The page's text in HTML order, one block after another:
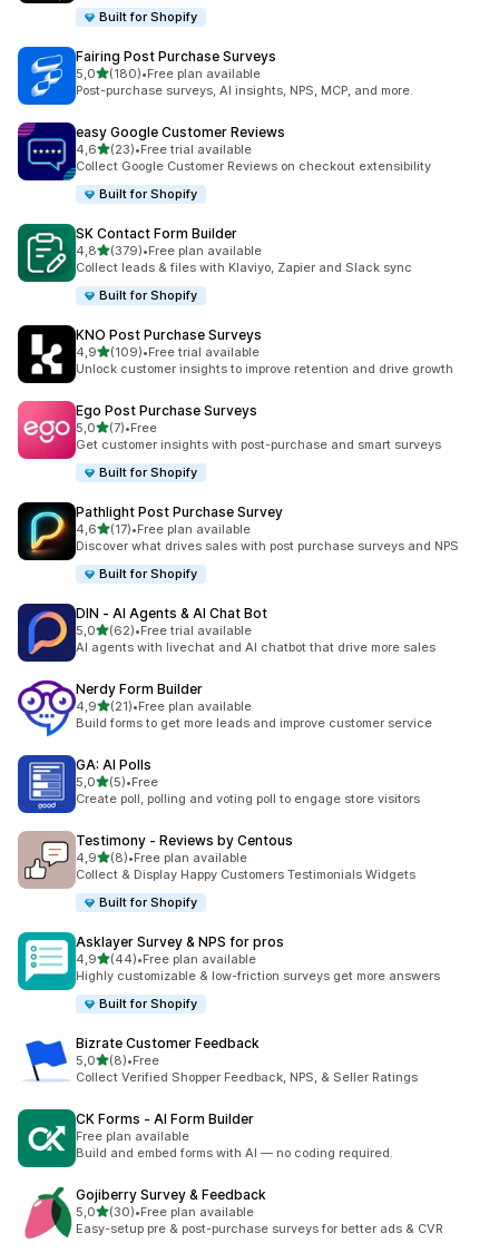
Built for Shopify
Fairing Post Purchase Surveys
5,0z 5 hvězd
(180)
Celkový počet recenzí: 180
•Free plan available
Post-purchase surveys, AI insights, NPS, MCP, and more.
easy Google Customer Reviews
4,6z 5 hvězd
(23)
Celkový počet recenzí: 23
•Free trial available
Collect Google Customer Reviews on checkout extensibility
Built for Shopify
SK Contact Form Builder
4,8z 5 hvězd
(379)
Celkový počet recenzí: 379
•Free plan available
Collect leads & files with Klaviyo, Zapier and Slack sync
Built for Shopify
KNO Post Purchase Surveys
4,9z 5 hvězd
(109)
Celkový počet recenzí: 109
•Free trial available
Unlock customer insights to improve retention and drive growth
Ego Post Purchase Surveys
5,0z 5 hvězd
(7)
Celkový počet recenzí: 7
•Free
Get customer insights with post-purchase and smart surveys
Built for Shopify
Pathlight Post Purchase Survey
4,6z 5 hvězd
(17)
Celkový počet recenzí: 17
•Free plan available
Discover what drives sales with post purchase surveys and NPS
Built for Shopify
DIN ‑ AI Agents & AI Chat Bot
5,0z 5 hvězd
(62)
Celkový počet recenzí: 62
•Free trial available
AI agents with livechat and AI chatbot that drive more sales
Nerdy Form Builder
4,9z 5 hvězd
(21)
Celkový počet recenzí: 21
•Free plan available
Build forms to get more leads and improve customer service
GA: AI Polls
5,0z 5 hvězd
(5)
Celkový počet recenzí: 5
•Free
Create poll, polling and voting poll to engage store visitors
Testimony ‑ Reviews by Centous
4,9z 5 hvězd
(8)
Celkový počet recenzí: 8
•Free plan available
Collect & Display Happy Customers Testimonials Widgets
Built for Shopify
Asklayer Survey & NPS for pros
4,9z 5 hvězd
(44)
Celkový počet recenzí: 44
•Free plan available
Highly customizable & low-friction surveys get more answers
Built for Shopify
Bizrate Customer Feedback
5,0z 5 hvězd
(8)
Celkový počet recenzí: 8
•Free
Collect Verified Shopper Feedback, NPS, & Seller Ratings
CK Forms ‑ AI Form Builder
Free plan available
Build and embed forms with AI — no coding required.
Gojiberry Survey & Feedback
5,0z 5 hvězd
(30)
Celkový počet recenzí: 30
•Free plan available
Easy-setup pre & post-purchase surveys for better ads & CVR